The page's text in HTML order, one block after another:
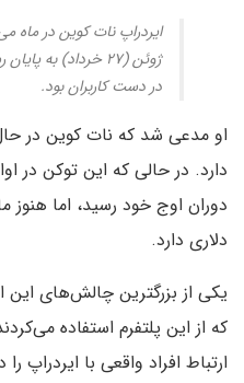
در دست کاربران بود.
او مدعی شد که نات کوین در
‌دارد. در حالی که این توکن در
دلاری دارد.
یکی از بزرگترین چالش‌های این
که از این پلتفرم استفاده
ارتباط افراد واقعی با ایردراپ